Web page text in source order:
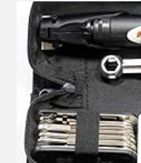
16-
IN-
1
+
120